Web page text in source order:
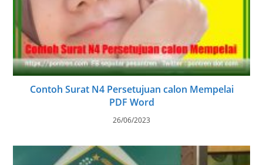
Contoh Surat N4 Persetujuan calon Mempelai
PDF Word
26/06/2023